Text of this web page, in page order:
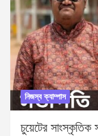
নিজস্ব ক্যাম্পাস
চুয়েটের